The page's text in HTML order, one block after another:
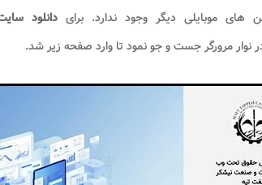
های موبایلی دیگر وجود ندارد. برای دانلود
نوار مرورگر جست و جو نمود تا وارد صفحه زیر شد.